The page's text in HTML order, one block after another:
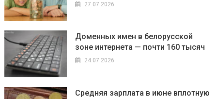
27.07.2026
Доменных имен в белорусской
зоне интернета — почти 160 тысяч
24.07.2026
Средняя зарплата в июне вплотную